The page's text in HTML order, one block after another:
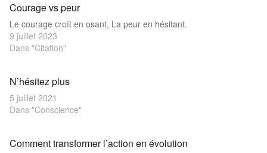
Courage vs peur
Le courage croît en osant, La peur en hésitant.
9 juillet 2023
Dans "Citation"
N’hésitez plus
5 juillet 2021
Dans "Conscience"
Comment transformer l’action en évolution